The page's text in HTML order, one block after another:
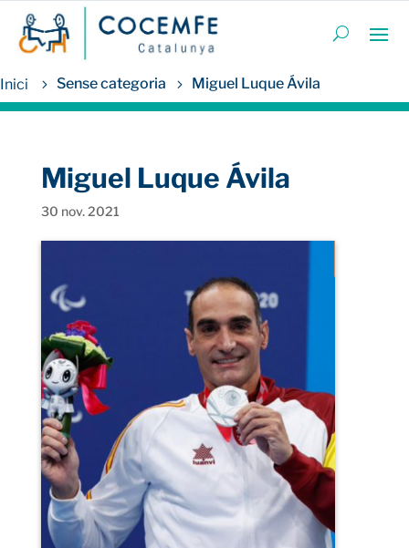
Sense categoria Miguel Luque Ávila
Miguel Luque Ávila
30 nov. 2021